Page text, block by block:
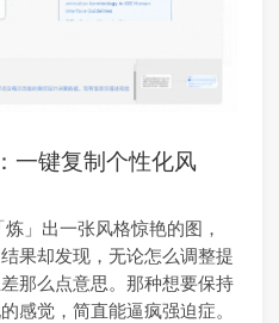
一键复制个性化风
」出一张风格惊艳的图，
果却发现，无论怎么调整提
那么点意思。那种想要保持
感觉，简直能逼疯强迫症。